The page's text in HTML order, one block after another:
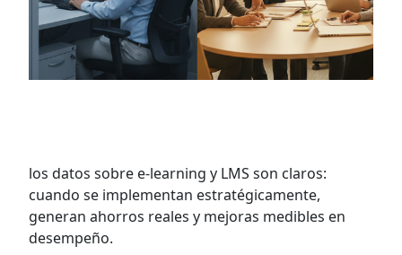
los datos sobre e-learning y LMS son claros:
cuando se implementan estratégicamente,
generan ahorros reales y mejoras medibles en
desempeño.